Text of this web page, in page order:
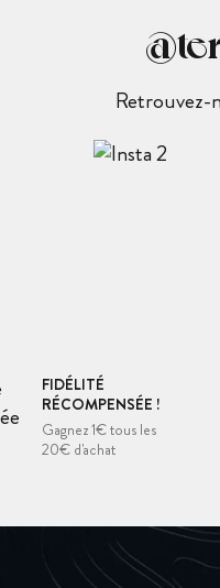
Retrouvez-
FIDÉLITÉ
RÉCOMPENSÉE !
Gagnez 1€ tous les
20€ d'achat